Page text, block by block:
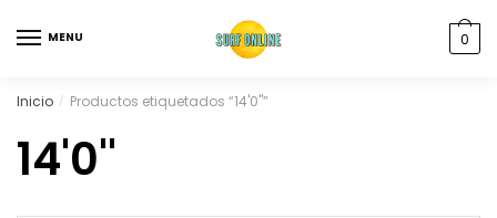
MENU 0
Inicio / Productos etiquetados “14'0''”
14'0''